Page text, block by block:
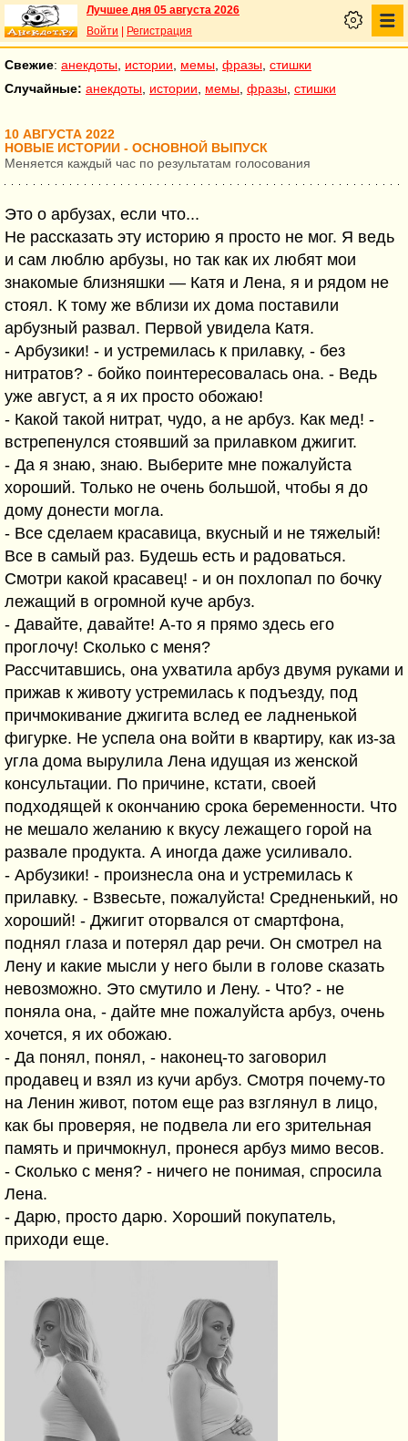
Лучшее дня 05 августа 2026
Войти
Регистрация
Свежие: анекдоты истории мемы фразы стишки
Случайные: анекдоты истории мемы фразы стишки
10 АВГУСТА 2022
НОВЫЕ ИСТОРИИ - ОСНОВНОЙ ВЫПУСК
Меняется каждый час по результатам голосования
Это о арбузах, если что...
Не рассказать эту историю я просто не мог. Я ведь
и сам люблю арбузы, но так как их любят мои
знакомые близняшки — Катя и Лена, я и рядом не
стоял. К тому же вблизи их дома поставили
арбузный развал. Первой увидела Катя.
- Арбузики! - и устремилась к прилавку, - без
нитратов? - бойко поинтересовалась она. - Ведь
уже август, а я их просто обожаю!
- Какой такой нитрат, чудо, а не арбуз. Как мед! -
встрепенулся стоявший за прилавком джигит.
- Да я знаю, знаю. Выберите мне пожалуйста
хороший. Только не очень большой, чтобы я до
дому донести могла.
- Все сделаем красавица, вкусный и не тяжелый!
Все в самый раз. Будешь есть и радоваться.
Смотри какой красавец! - и он похлопал по бочку
лежащий в огромной куче арбуз.
- Давайте, давайте! А-то я прямо здесь его
проглочу! Сколько с меня?
Рассчитавшись, она ухватила арбуз двумя руками и
прижав к животу устремилась к подъезду, под
причмокивание джигита вслед ее ладненькой
фигурке. Не успела она войти в квартиру, как из-за
угла дома вырулила Лена идущая из женской
консультации. По причине, кстати, своей
подходящей к окончанию срока беременности. Что
не мешало желанию к вкусу лежащего горой на
развале продукта. А иногда даже усиливало.
- Арбузики! - произнесла она и устремилась к
прилавку. - Взвесьте, пожалуйста! Средненький, но
хороший! - Джигит оторвался от смартфона,
поднял глаза и потерял дар речи. Он смотрел на
Лену и какие мысли у него были в голове сказать
невозможно. Это смутило и Лену. - Что? - не
поняла она, - дайте мне пожалуйста арбуз, очень
хочется, я их обожаю.
- Да понял, понял, - наконец-то заговорил
продавец и взял из кучи арбуз. Смотря почему-то
на Ленин живот, потом еще раз взглянул в лицо,
как бы проверяя, не подвела ли его зрительная
память и причмокнул, пронеся арбуз мимо весов.
- Сколько с меня? - ничего не понимая, спросила
Лена.
- Дарю, просто дарю. Хороший покупатель,
приходи еще.